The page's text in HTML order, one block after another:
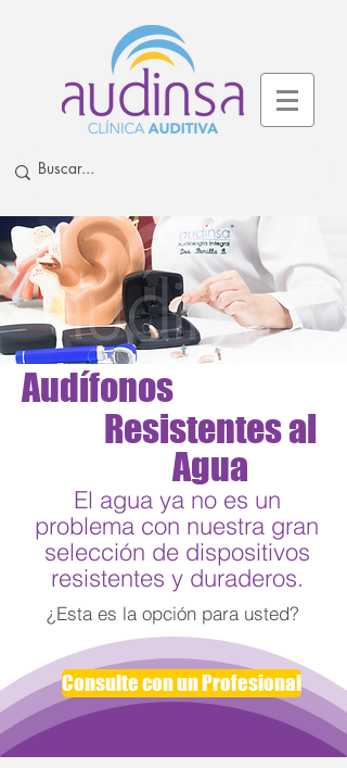
Audífonos
Resistentes al
Agua
El agua ya no es un
problema con nuestra gran
selección de dispositivos
resistentes y duraderos.
¿Esta es la opción para usted?
Consulte con un Profesional